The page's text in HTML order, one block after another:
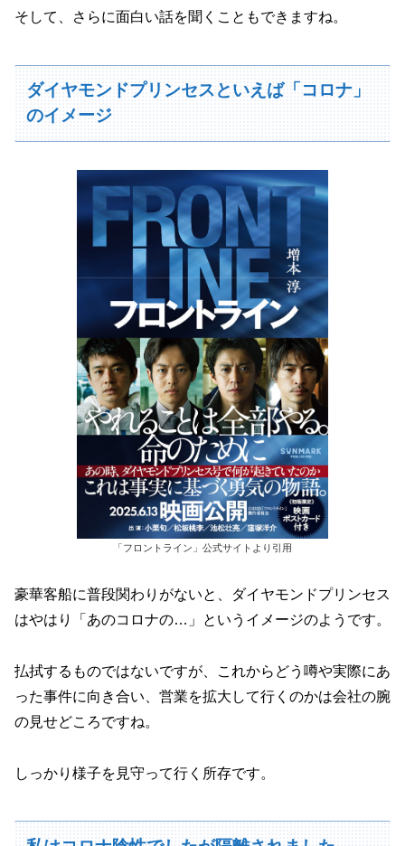
そして、さらに面白い話を聞くこともできますね。
ダイヤモンドプリンセスといえば「コロナ」
のイメージ
「フロントライン」公式サイトより引用
豪華客船に普段関わりがないと、ダイヤモンドプリンセス
はやはり「あのコロナの…」というイメージのようです。
払拭するものではないですが、これからどう噂や実際にあ
った事件に向き合い、営業を拡大して行くのかは会社の腕
の見せどころですね。
しっかり様子を見守って行く所存です。